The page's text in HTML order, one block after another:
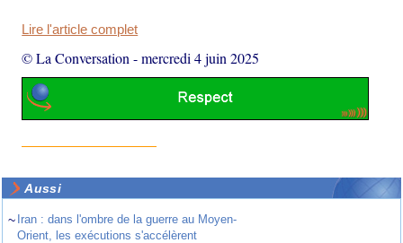
Lire l'article complet
© La Conversation -mercredi 4 juin 2025
Aussi
~ Iran : dans l'ombre de la guerre au Moyen-
Orient, les exécutions s'accélèrent